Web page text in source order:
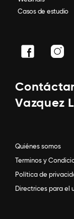
Casos de estudio
Vazquez
Quiénes somos
Terminos y
Política de
Directrices para el